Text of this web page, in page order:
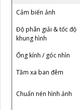
Cảm biến ảnh
Độ phân giải & tốc độ
khung hình
Ống kính / góc nhìn
Tầm xa ban đêm
Chuẩn nén hình ảnh